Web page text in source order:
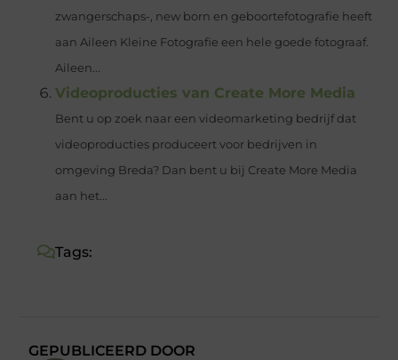
zwangerschaps-, new born en geboortefotografie heeft
aan Aileen Kleine Fotografie een hele goede fotograaf.
Aileen...
Videoproducties van Create More Media
Bent u op zoek naar een videomarketing bedrijf dat
videoproducties produceert voor bedrijven in
omgeving Breda? Dan bent u bij Create More Media
aan het...
Tags:
GEPUBLICEERD DOOR